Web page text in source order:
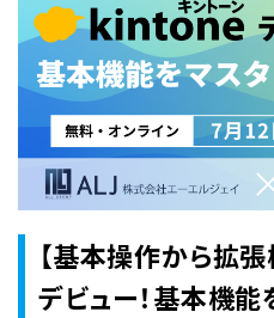
【基本操作から拡
デビュー！基本機能